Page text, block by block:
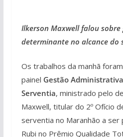
Ilkerson Maxwell falou
determinante no alcance do
Os trabalhos da manhã
painel Gestão
Serventia, ministrado pelo
Maxwell, titular do 2º Ofício
serventia no Maranhão a ser
Rubi no Prêmio Qualidade